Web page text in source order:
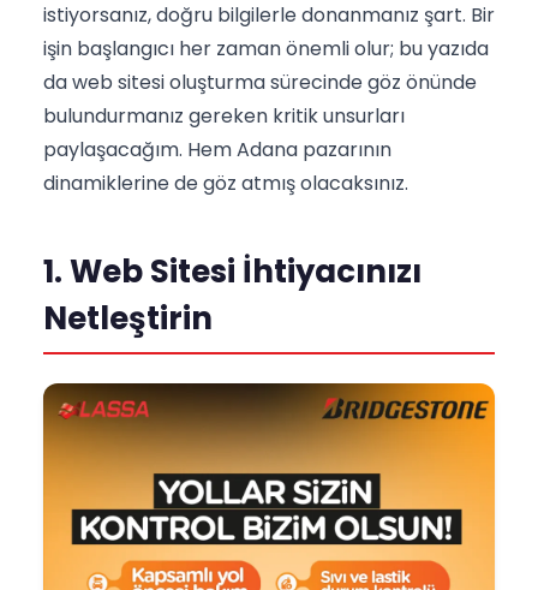
istiyorsanız, doğru bilgilerle donanmanız şart. Bir
işin başlangıcı her zaman önemli olur; bu yazıda
da web sitesi oluşturma sürecinde göz önünde
bulundurmanız gereken kritik unsurları
paylaşacağım. Hem Adana pazarının
dinamiklerine de göz atmış olacaksınız.
1. Web Sitesi İhtiyacınızı
Netleştirin